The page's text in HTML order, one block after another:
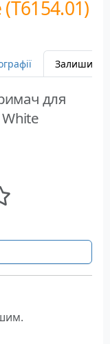
Залишити
для
White